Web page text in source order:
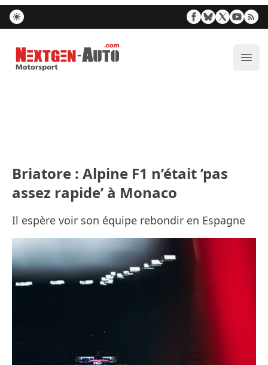
Nextgen-Auto.com
Briatore : Alpine F1 n’était ’pas
assez rapide’ à Monaco
Il espère voir son équipe rebondir en Espagne